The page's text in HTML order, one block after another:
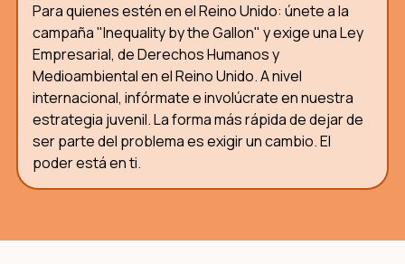
Para quienes estén en el Reino Unido: únete a la
campaña "Inequality by the Gallon" y exige una Ley
Empresarial, de Derechos Humanos y
Medioambiental en el Reino Unido. A nivel
internacional, infórmate e involúcrate en nuestra
estrategia juvenil. La forma más rápida de dejar de
ser parte del problema es exigir un cambio. El
poder está en ti.